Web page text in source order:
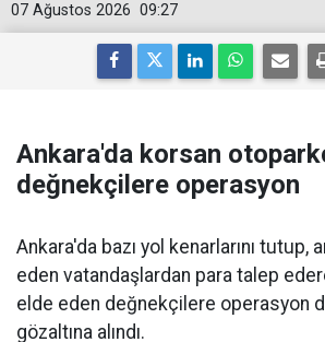
09:27
07 Ağustos 2026
Ankara'da korsan
değnekçilere operasyon
Ankara'da bazı yol kenarlarını tutup,
eden vatandaşlardan para talep
elde eden değnekçilere operasyon
gözaltına alındı.